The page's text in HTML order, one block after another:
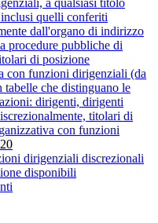
a qualsiasi titolo
quelli conferiti
dall'organo di indirizzo
procedure pubbliche di
di posizione
con funzioni dirigenziali (da
tabelle che distinguano le
dirigenti, dirigenti
titolari di
con funzioni
20
dirigenziali discrezionali
disponibili